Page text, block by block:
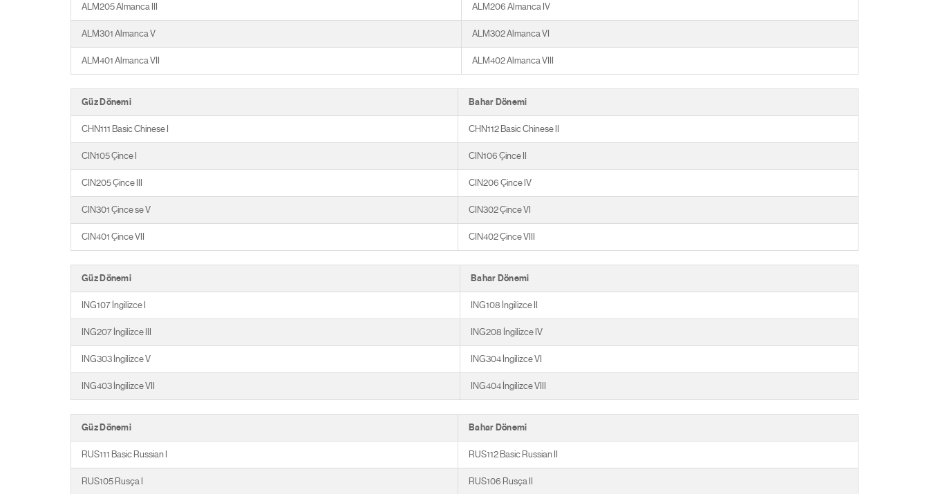
ALM205 Almanca III ALM206 Almanca IV
ALM301 Almanca V ALM302 Almanca VI
ALM401 Almanca VII ALM402 Almanca VIII
Güz Dönemi Bahar Dönemi
CHN111 Basic Chinese I CHN112 Basic Chinese II
CIN105 Çince I CIN106 Çince II
CIN205 Çince III CIN206 Çince IV
CIN301 Çince se V CIN302 Çince VI
CIN401 Çince VII CIN402 Çince VIII
Güz Dönemi Bahar Dönemi
ING107 İngilizce I ING108 İngilizce II
ING207 İngilizce III ING208 İngilizce IV
ING303 İngilizce V ING304 İngilizce VI
ING403 İngilizce VII ING404 İngilizce VIII
Güz Dönemi Bahar Dönemi
RUS111 Basic Russian I RUS112 Basic Russian II
RUS105 Rusça I RUS106 Rusça II